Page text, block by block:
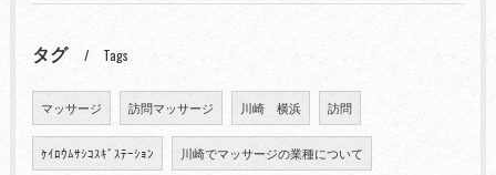
タグ Tags
マッサージ 訪問マッサージ 川崎 横浜 訪問
ｹｲﾛｳﾑｻｼｺｽｷﾞｽﾃｰｼｮﾝ 川崎でマッサージの業種について